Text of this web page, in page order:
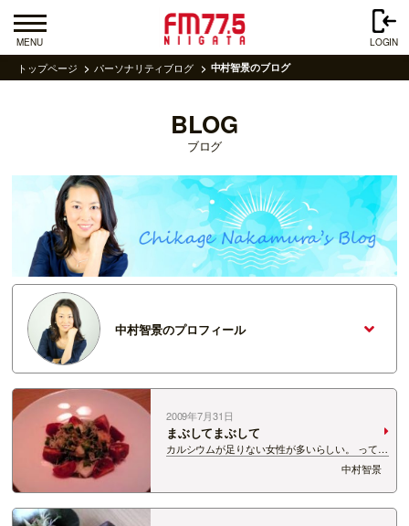
MENU LOGIN
トップページ パーソナリティブログ 中村智景のブログ
BLOG
ブログ
中村智景のプロフィール
2009年7月31日
まぶしてまぶして
カルシウムが足りない女性が多いらしい。 ってこ
とで、じゃこ購入。 なんにでも、まぶします。
中村智景